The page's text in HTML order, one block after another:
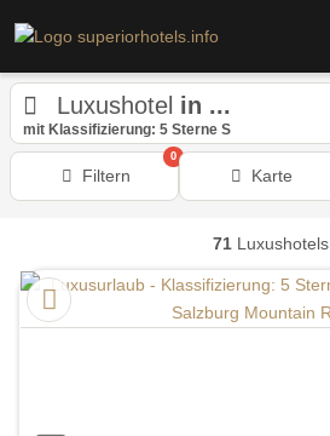
Luxushotel in ...
mit Klassifizierung: 5 Sterne S
Filtern
0
Karte
71 Luxushotels